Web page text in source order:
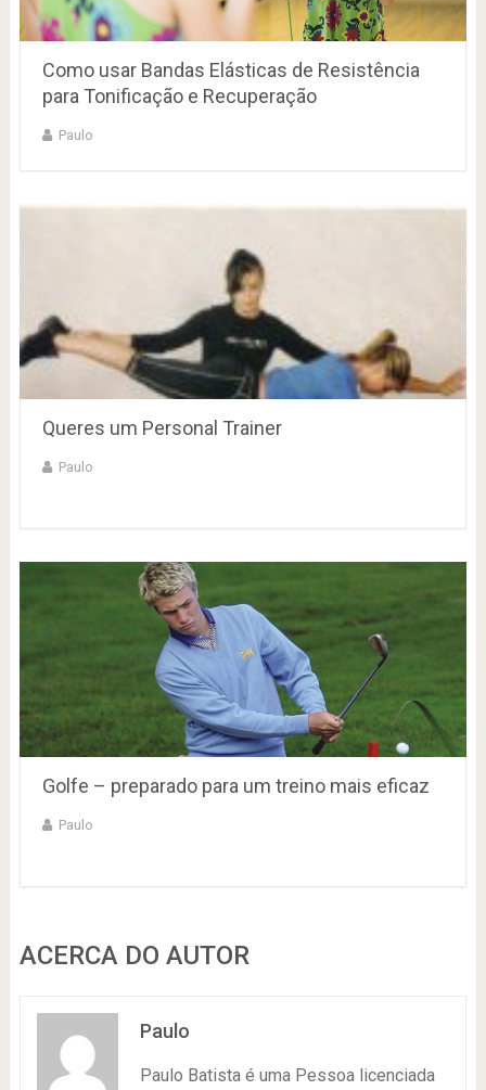
Como usar Bandas Elásticas de Resistência
para Tonificação e Recuperação
Paulo
Queres um Personal Trainer
Paulo
Golfe – preparado para um treino mais eficaz
Paulo
ACERCA DO AUTOR
Paulo
Paulo Batista é uma Pessoa licenciada